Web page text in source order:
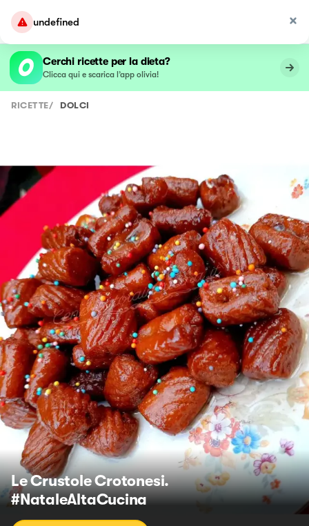
undefined
Cerchi ricette per la dieta?
Clicca qui e scarica l’app olivia!
RICETTE/ DOLCI
Le Crustole Crotonesi.
#NataleAltaCucina